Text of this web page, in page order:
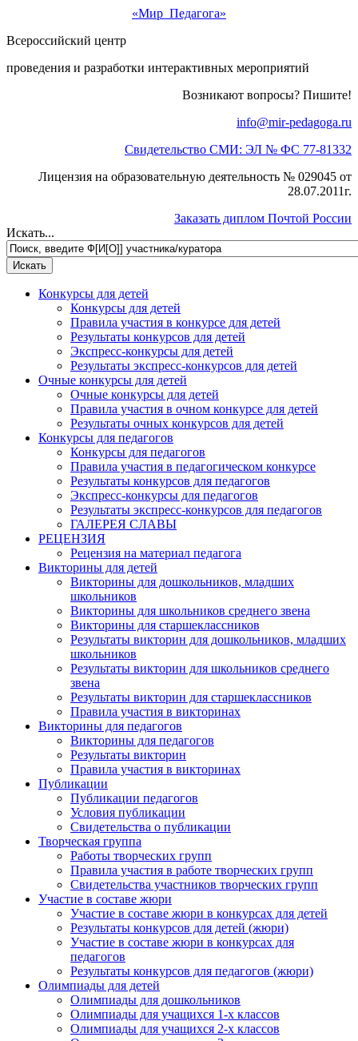
«Мир Педагога»
Всероссийский центр
проведения и разработки интерактивных мероприятий
Возникают вопросы? Пишите!
info@mir-pedagoga.ru
Свидетельство СМИ: ЭЛ № ФС 77-81332
Лицензия на образовательную деятельность № 029045 от
28.07.2011г.
Заказать диплом Почтой России
Искать...
Конкурсы для детей
Конкурсы для детей
Правила участия в конкурсе для детей
Результаты конкурсов для детей
Экспресс-конкурсы для детей
Результаты экспресс-конкурсов для детей
Очные конкурсы для детей
Очные конкурсы для детей
Правила участия в очном конкурсе для детей
Результаты очных конкурсов для детей
Конкурсы для педагогов
Конкурсы для педагогов
Правила участия в педагогическом конкурсе
Результаты конкурсов для педагогов
Экспресс-конкурсы для педагогов
Результаты экспресс-конкурсов для педагогов
ГАЛЕРЕЯ СЛАВЫ
РЕЦЕНЗИЯ
Рецензия на материал педагога
Викторины для детей
Викторины для дошкольников, младших
школьников
Викторины для школьников среднего звена
Викторины для старшеклассников
Результаты викторин для дошкольников, младших
школьников
Результаты викторин для школьников среднего
звена
Результаты викторин для старшеклассников
Правила участия в викторинах
Викторины для педагогов
Викторины для педагогов
Результаты викторин
Правила участия в викторинах
Публикации
Публикации педагогов
Условия публикации
Свидетельства о публикации
Творческая группа
Работы творческих групп
Правила участия в работе творческих групп
Свидетельства участников творческих групп
Участие в составе жюри
Участие в составе жюри в конкурсах для детей
Результаты конкурсов для детей (жюри)
Участие в составе жюри в конкурсах для
педагогов
Результаты конкурсов для педагогов (жюри)
Олимпиады для детей
Олимпиады для дошкольников
Олимпиады для учащихся 1-х классов
Олимпиады для учащихся 2-х классов